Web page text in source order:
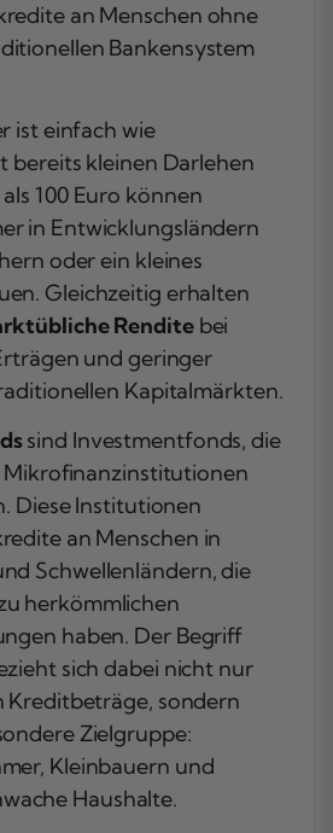
an Menschen ohne
Bankensystem
ist einfach wie
bereits kleinen Darlehen
100 Euro können
in Entwicklungsländern
oder ein kleines
Gleichzeitig erhalten
Renditebei
und geringer
Kapitalmärkten.
sind Investmentfonds, die
Mikrofinanzinstitutionen
Diese Institutionen
an Menschen in
Schwellenländern, die
herkömmlichen
haben. Der Begriff
sich dabei nicht nur
Kreditbeträge, sondern
Zielgruppe:
Kleinbauern und
Haushalte.